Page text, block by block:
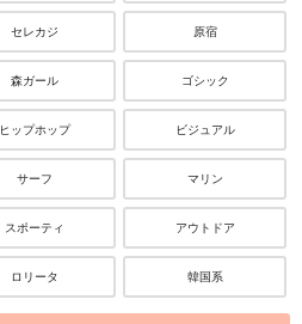
セレカジ 原宿
森ガール ゴシック
ヒップホップ ビジュアル
サーフ マリン
スポーティ アウトドア
ロリータ 韓国系